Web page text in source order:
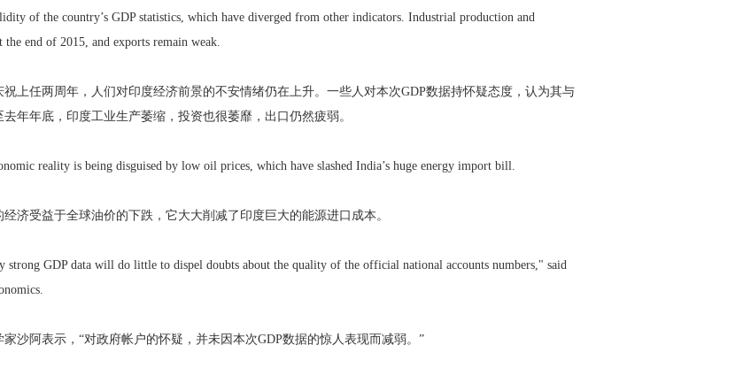
of the country’s GDP statistics, which have diverged from other indicators. Industrial production and
end of 2015, and exports remain weak.
上任两周年，人们对印度经济前景的不安情绪仍在上升。一些人对本次GDP数据持怀疑态度，认为其与
年年底，印度工业生产萎缩，投资也很萎靡，出口仍然疲弱。
reality is being disguised by low oil prices, which have slashed India’s huge energy import bill.
济受益于全球油价的下跌，它大大削减了印度巨大的能源进口成本。
strong GDP data will do little to dispel doubts about the quality of the official national accounts numbers," said
沙阿表示，“对政府帐户的怀疑，并未因本次GDP数据的惊人表现而减弱。”